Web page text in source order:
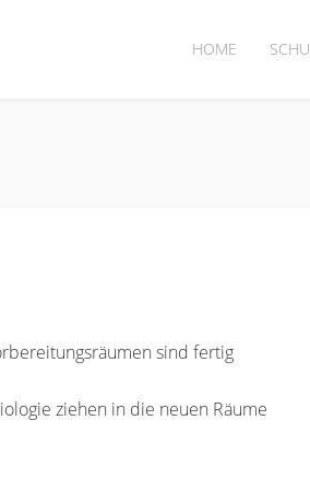
HOME
sind fertig
ziehen in die neuen Räume